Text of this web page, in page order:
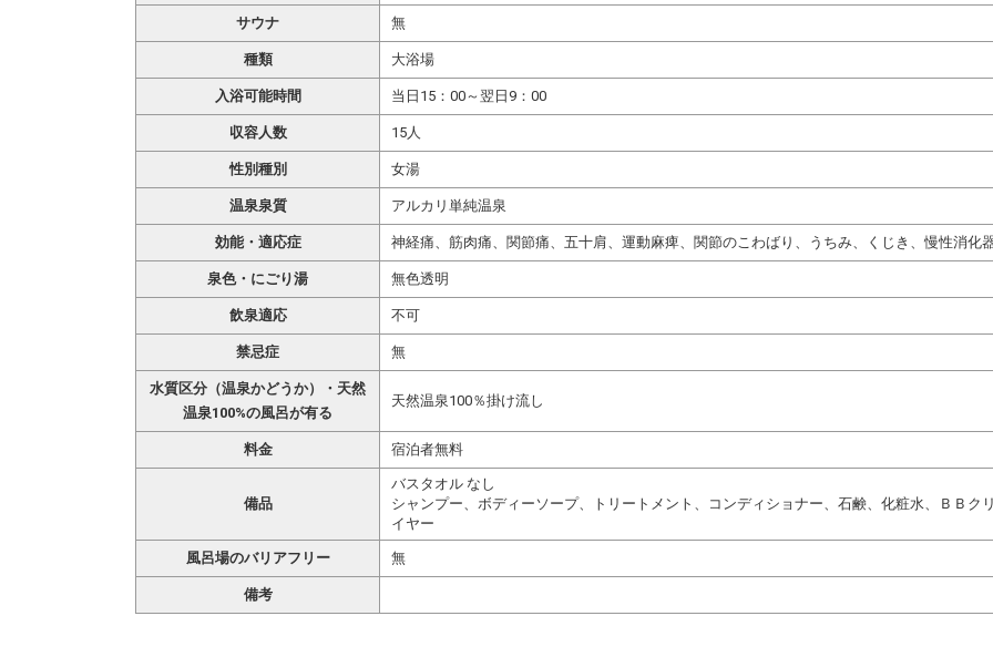
サウナ 無
種類 大浴場
入浴可能時間 当日15：00～翌日9：00
収容人数 15人
性別種別 女湯
温泉泉質 アルカリ単純温泉
効能・適応症 神経痛、筋肉痛、関節痛、五十肩、運動麻痺、関節のこわばり、うちみ、くじき、慢性消化
泉色・にごり湯 無色透明
飲泉適応 不可
禁忌症 無
水質区分（温泉かどうか）・天然
温泉100%の風呂が有る
天然温泉100％掛け流し
料金 宿泊者無料
備品
バスタオル なし
シャンプー、ボディーソープ、トリートメント、コンディショナー、石鹸、化粧水、ＢＢク
イヤー
風呂場のバリアフリー 無
備考